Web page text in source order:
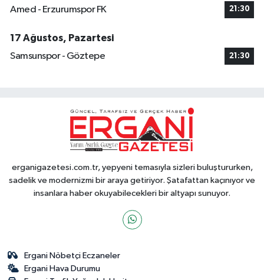
Amed - Erzurumspor FK 21:30
17 Ağustos, Pazartesi
Samsunspor - Göztepe
21:30
erganigazetesi.com.tr, yepyeni temasıyla sizleri buluştururken,
sadelik ve modernizmi bir araya getiriyor. Şatafattan kaçınıyor ve
insanlara haber okuyabilecekleri bir altyapı sunuyor.
Ergani Nöbetçi Eczaneler
Ergani Hava Durumu